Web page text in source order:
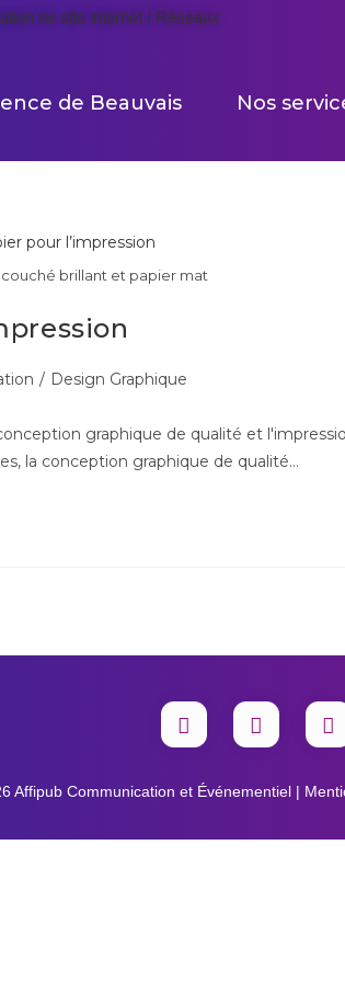
de site internet / Réseaux
de Beauvais Nos
brillant et papier mat
/ Design Graphique
graphique de qualité et
la conception graphique de qualité…
Affipub Communication et Événementiel |